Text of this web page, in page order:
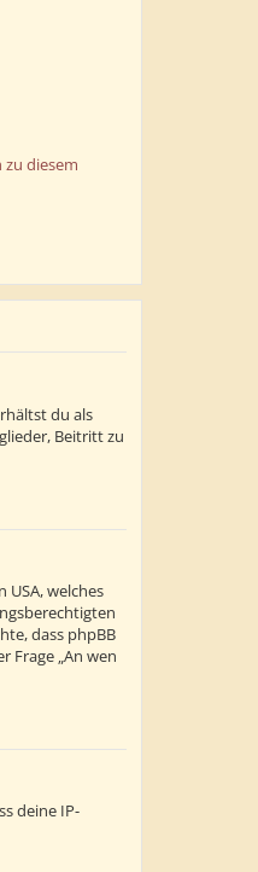
zu diesem
du als
Beitritt zu
USA, welches
dass phpBB
Frage „An wen
deine IP-